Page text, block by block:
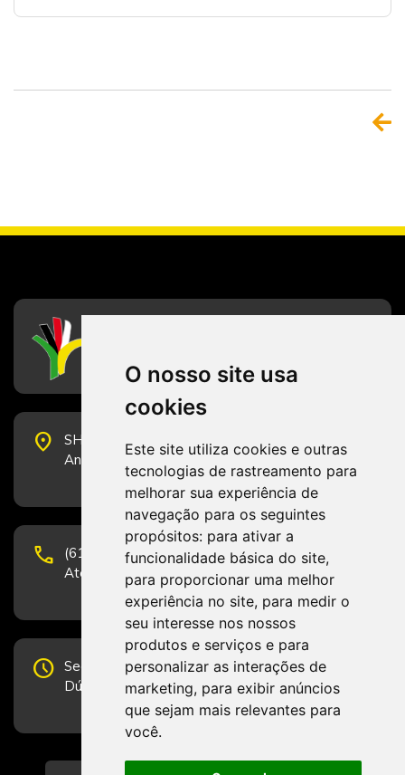
O nosso site usa
cookies
Este site utiliza cookies e outras
tecnologias de rastreamento para
melhorar sua experiência de
navegação para os seguintes
propósitos: para ativar a
funcionalidade básica do site,
para proporcionar uma melhor
experiência no site, para medir o
seu interesse nos nossos
produtos e serviços e para
personalizar as interações de
marketing, para exibir anúncios
que sejam mais relevantes para
você.
place
SHS Quadra 6, Bloco E, Complexo Brasil 21, 20º
Andar, Sala 2001 - CEP 70322-915 - Brasília/DF
phone
(61) 3223-1652 e (61) 98131-3801.
Atendimento por telefone em horário comercial
schedule Segunda-feira a Sexta-feira de 12h às 19h.
Dúvidas e sugestões pelo Fale Conosco.